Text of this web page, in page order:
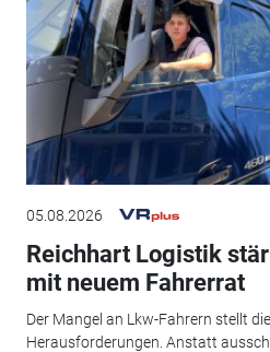
05.08.2026
Reichhart Logistik
mit neuem Fahrerrat
Der Mangel an Lkw-Fahrern stellt
Herausforderungen. Anstatt